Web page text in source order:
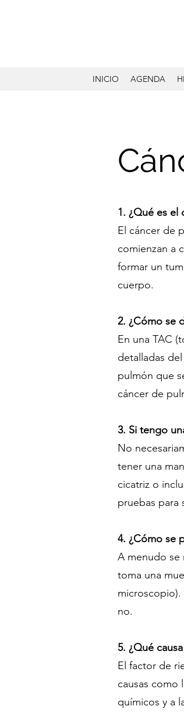
INICIO AGENDA
1. ¿Qué es el
El cáncer de
comienzan a
formar un
cuerpo.
2. ¿Cómo se
En una TAC
detalladas
pulmón que
cáncer de
3. Si tengo
No
tener una
cicatriz o
pruebas para
4. ¿Cómo se
A menudo se
toma una
microscopio).
no.
5. ¿Qué
El factor de
causas como
químicos y a